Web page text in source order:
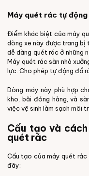
Máy quét rác tự
Điểm khác biệt của máy
dòng xe này được trang bị
dễ dàng quét rác ở những
Máy quét rác sàn nhà
lực. Cho phép tự động đổ
Dòng máy này phù hợp
kho, bãi đóng hàng, và
việc vệ sinh làm sạch môi
Cấu tạo và
quét rác
Cấu tạo của máy quét rác
đây: